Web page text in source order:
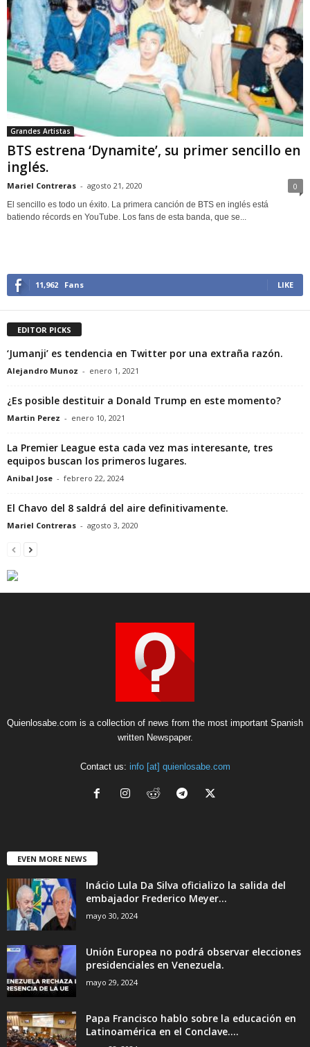
Grandes Artistas
BTS estrena ‘Dynamite’, su primer sencillo en
inglés.
Mariel Contreras - agosto 21, 2020 0
El sencillo es todo un éxito. La primera canción de BTS en inglés está
batiendo récords en YouTube. Los fans de esta banda, que se...
11,962 Fans LIKE
EDITOR PICKS
‘Jumanji’ es tendencia en Twitter por una extraña razón.
Alejandro Munoz - enero 1, 2021
¿Es posible destituir a Donald Trump en este momento?
Martin Perez - enero 10, 2021
La Premier League esta cada vez mas interesante, tres
equipos buscan los primeros lugares.
Anibal Jose - febrero 22, 2024
El Chavo del 8 saldrá del aire definitivamente.
Mariel Contreras - agosto 3, 2020
Quienlosabe.com is a collection of news from the most important Spanish
written Newspaper.
Contact us: info [at] quienlosabe.com
EVEN MORE NEWS
Inácio Lula Da Silva oficializo la salida del
embajador Frederico Meyer...
mayo 30, 2024
Unión Europea no podrá observar elecciones
presidenciales en Venezuela.
mayo 29, 2024
Papa Francisco hablo sobre la educación en
Latinoamérica en el Conclave....